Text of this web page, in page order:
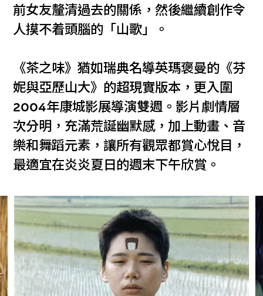
前女友釐清過去的關係，然後繼續創作令
人摸不着頭腦的「山歌」。
《茶之味》猶如瑞典名導英瑪褒曼的《芬
妮與亞歷山大》的超現實版本，更入圍
2004年康城影展導演雙週。影片劇情層
次分明，充滿荒誕幽默感，加上動畫、音
樂和舞蹈元素，讓所有觀眾都賞心悅目，
最適宜在炎炎夏日的週末下午欣賞。